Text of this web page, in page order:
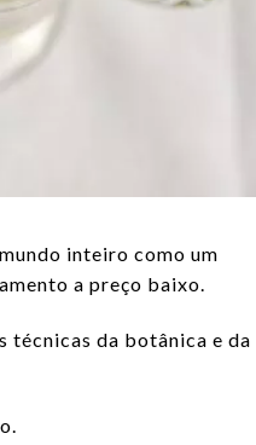
inteiro como um
a preço baixo.
técnicas da botânica e da